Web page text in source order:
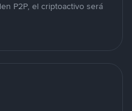
P2P, el criptoactivo será